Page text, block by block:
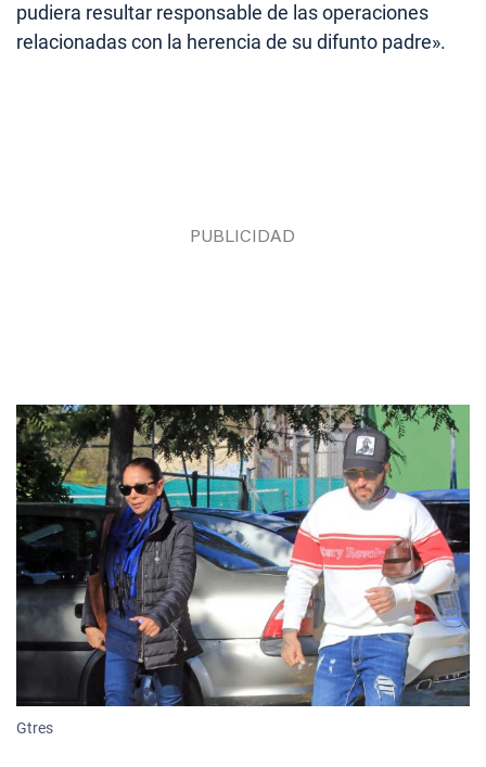
pudiera resultar responsable de las operaciones
relacionadas con la herencia de su difunto padre».
Gtres